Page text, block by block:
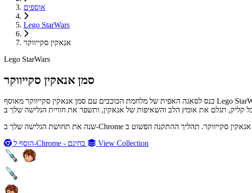
אוספים
Lego StarWars
אנאקין סקייווקר
Lego StarWars
סמן אנאקין סקייווקר
כנס לסאגה האפית של מלחמת הכוכבים עם סמן אנאקין סקייווקר מאוסף Lego StarWars שלנו ב-CursorLand. עיצוב דינאמי זה לוכד את מהות הג'דיי האיקוני, מה שהופך אותו למושלם למעריצים שרוצים שפעילותם המקוונת
View Collection